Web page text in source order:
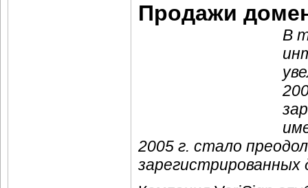
Продажи
В
2005 г. стало